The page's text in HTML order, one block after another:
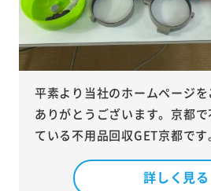
平素より当社のホームページ
ありがとうございます。京都
ている不用品回収GET京都で
詳しく見る